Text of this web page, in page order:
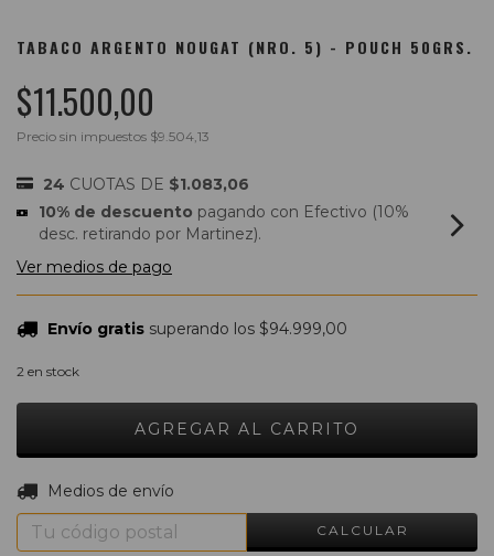
TABACO ARGENTO NOUGAT (NRO. 5) - POUCH 50GRS.
$11.500,00
Precio sin impuestos $9.504,13
24 CUOTAS DE $1.083,06
10% de descuento pagando con Efectivo (10%
desc. retirando por Martinez).
Ver medios de pago
Envío gratis superando los $94.999,00
2 en stock
Entregas para el CP:
Medios de envío
CALCULAR